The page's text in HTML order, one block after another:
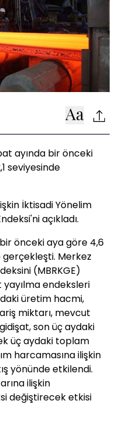
ayında bir önceki
seviyesinde
İktisadi Yönelim
açıkladı.
bir önceki aya göre 4,6
gerçekleşti. Merkez
(MBRKGE)
endeksleri
üretim hacmi,
miktarı, mevcut
son üç aydaki
üç aydaki toplam
harcamasına ilişkin
yönünde etkilendi.
ilişkin
değiştirecek etkisi